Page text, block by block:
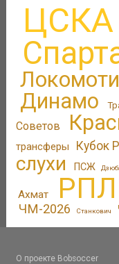
ЦСКА
Динамо
Советов
трансферы
Кубок
слухи
ПСЖ
Ахмат РПЛ
ЧМ-2026 Станкович
О проекте Bobsoccer